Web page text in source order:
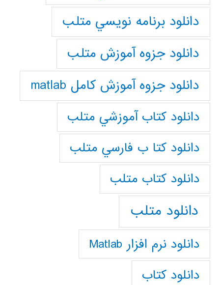
دانلود برنامه نويسي متلب
دانلود جزوه آموزش متلب
دانلود جزوه آموزش کامل matlab
دانلود كتاب آموزشي متلب
دانلود كتا ب فارسي متلب
دانلود كتاب متلب
دانلود متلب
دانلود نرم افزار Matlab
دانلود کتاب